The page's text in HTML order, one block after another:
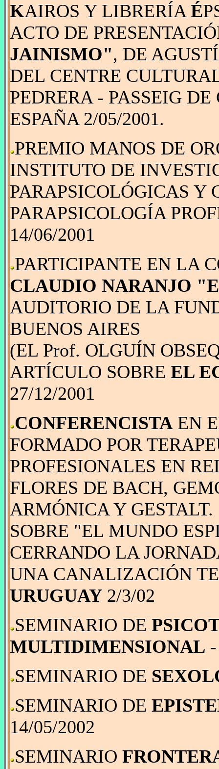
KAIROS Y LIBRERÍA É
ACTO DE
JAINISMO", DE
DEL CENTRE
PEDRERA - PASSEIG
ESPAÑA 2/05/2001.
PREMIO MANOS DE
INSTITUTO DE
PARAPSICOLÓGICAS Y
PARAPSICOLOGÍA
14/06/2001
PARTICIPANTE EN LA
CLAUDIO NARANJO
AUDITORIO DE LA
BUENOS AIRES
(EL Prof. OLGUÍN
ARTÍCULO SOBRE EL
27/12/2001
CONFERENCISTA EN
FORMADO POR
PROFESIONALES EN
FLORES DE BACH,
ARMÓNICA Y
SOBRE "EL MUNDO
CERRANDO LA
UNA CANALIZACIÓN
URUGUAY 2/3/02
SEMINARIO DE
MULTIDIMENSIONAL
SEMINARIO DE
SEMINARIO DE
14/05/2002
SEMINARIO